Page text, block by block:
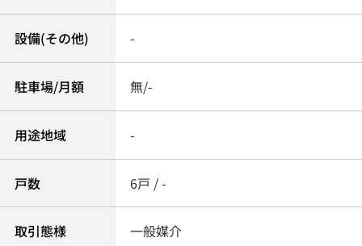
設備(その他) -
駐車場/月額 無/-
用途地域 -
戸数 6戸 / -
取引態様 一般媒介